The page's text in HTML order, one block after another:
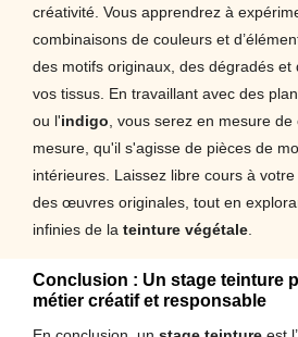
créativité. Vous apprendrez à
combinaisons de couleurs et
des motifs originaux, des dégradés et
vos tissus. En travaillant avec des
ou l'indigo , vous serez en mesure
mesure, qu'il s'agisse de pièces de
intérieures. Laissez libre cours à
des œuvres originales, tout en
infinies de la teinture végétale
Conclusion : Un stage teinture
métier créatif et responsable